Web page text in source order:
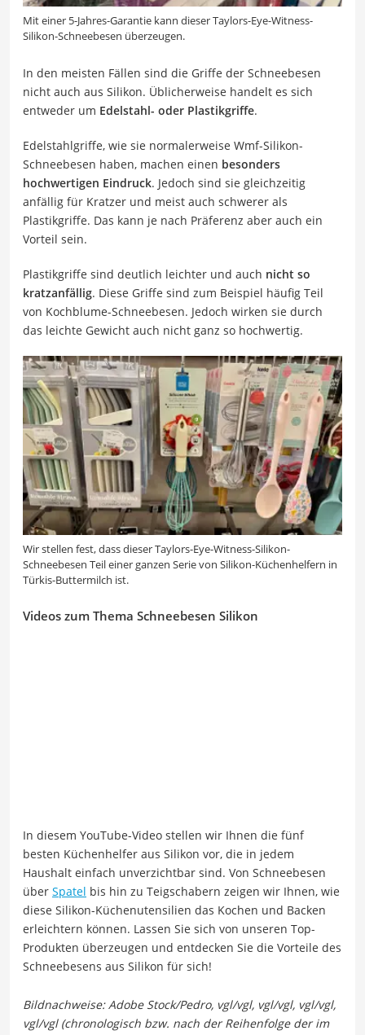
Mit einer 5-Jahres-Garantie kann dieser Taylors-Eye-Witness-
Silikon-Schneebesen überzeugen.
In den meisten Fällen sind die Griffe der Schneebesen
nicht auch aus Silikon. Üblicherweise handelt es sich
entweder um Edelstahl- oder Plastikgriffe.
Edelstahlgriffe, wie sie normalerweise Wmf-Silikon-
Schneebesen haben, machen einen besonders
hochwertigen Eindruck. Jedoch sind sie gleichzeitig
anfällig für Kratzer und meist auch schwerer als
Plastikgriffe. Das kann je nach Präferenz aber auch ein
Vorteil sein.
Plastikgriffe sind deutlich leichter und auch nicht so
kratzanfällig. Diese Griffe sind zum Beispiel häufig Teil
von Kochblume-Schneebesen. Jedoch wirken sie durch
das leichte Gewicht auch nicht ganz so hochwertig.
Wir stellen fest, dass dieser Taylors-Eye-Witness-Silikon-
Schneebesen Teil einer ganzen Serie von Silikon-Küchenhelfern in
Türkis-Buttermilch ist.
Videos zum Thema Schneebesen Silikon
In diesem YouTube-Video stellen wir Ihnen die fünf
besten Küchenhelfer aus Silikon vor, die in jedem
Haushalt einfach unverzichtbar sind. Von Schneebesen
über Spatel bis hin zu Teigschabern zeigen wir Ihnen, wie
diese Silikon-Küchenutensilien das Kochen und Backen
erleichtern können. Lassen Sie sich von unseren Top-
Produkten überzeugen und entdecken Sie die Vorteile des
Schneebesens aus Silikon für sich!